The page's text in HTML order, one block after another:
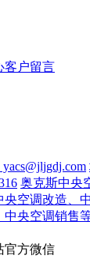
客户留言
奥克斯中央
空调改造、
央空调销售